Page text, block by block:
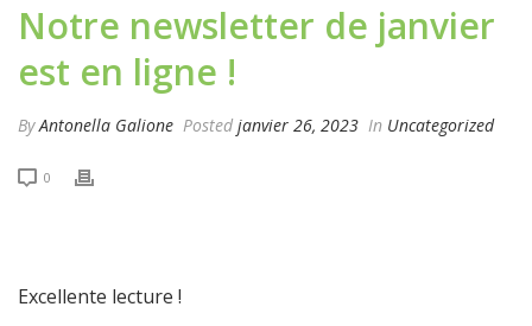
Notre newsletter de janvier
est en ligne !
ByAntonella Galione Posted janvier 26, 2023 In Uncategorized
0
Excellente lecture !